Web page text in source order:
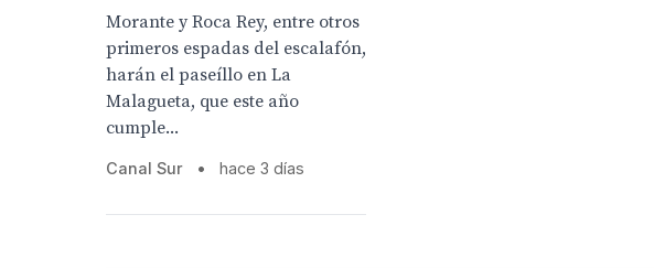
Morante y Roca Rey, entre otros
primeros espadas del escalafón,
harán el paseíllo en La
Malagueta, que este año
cumple...
Canal Sur • hace 3 días